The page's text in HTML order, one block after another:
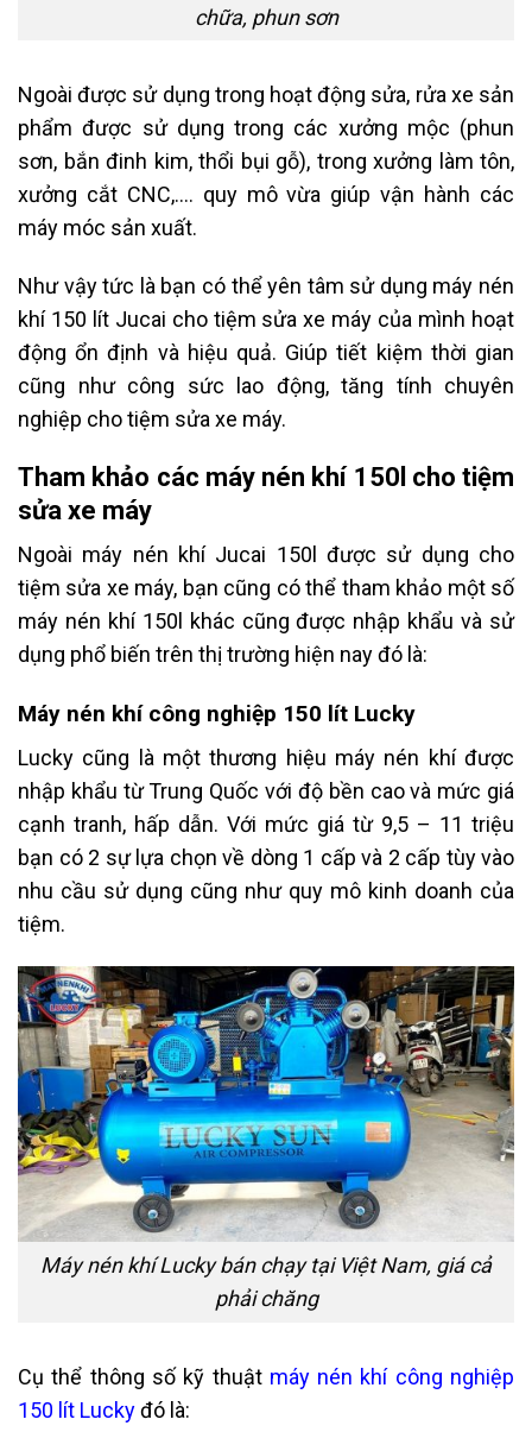
chữa, phun sơn
Ngoài được sử dụng trong hoạt động sửa, rửa xe sản
phẩm được sử dụng trong các xưởng mộc (phun
sơn, bắn đinh kim, thổi bụi gỗ), trong xưởng làm tôn,
xưởng cắt CNC,…. quy mô vừa giúp vận hành các
máy móc sản xuất.
Như vậy tức là bạn có thể yên tâm sử dụng máy nén
khí 150 lít Jucai cho tiệm sửa xe máy của mình hoạt
động ổn định và hiệu quả. Giúp tiết kiệm thời gian
cũng như công sức lao động, tăng tính chuyên
nghiệp cho tiệm sửa xe máy.
Tham khảo các máy nén khí 150l cho tiệm
sửa xe máy
Ngoài máy nén khí Jucai 150l được sử dụng cho
tiệm sửa xe máy, bạn cũng có thể tham khảo một số
máy nén khí 150l khác cũng được nhập khẩu và sử
dụng phổ biến trên thị trường hiện nay đó là:
Máy nén khí công nghiệp 150 lít Lucky
Lucky cũng là một thương hiệu máy nén khí được
nhập khẩu từ Trung Quốc với độ bền cao và mức giá
cạnh tranh, hấp dẫn. Với mức giá từ 9,5 – 11 triệu
bạn có 2 sự lựa chọn về dòng 1 cấp và 2 cấp tùy vào
nhu cầu sử dụng cũng như quy mô kinh doanh của
tiệm.
Máy nén khí Lucky bán chạy tại Việt Nam, giá cả
phải chăng
Cụ thể thông số kỹ thuật máy nén khí công nghiệp
150 lít Luckyđó là: